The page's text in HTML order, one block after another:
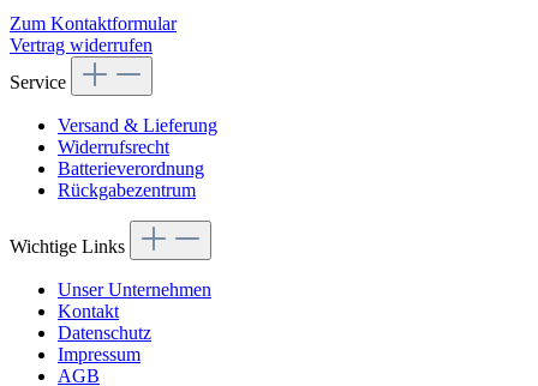
Zum Kontaktformular
Vertrag widerrufen
Service
Versand & Lieferung
Widerrufsrecht
Batterieverordnung
Rückgabezentrum
Wichtige Links
Unser Unternehmen
Kontakt
Datenschutz
Impressum
AGB